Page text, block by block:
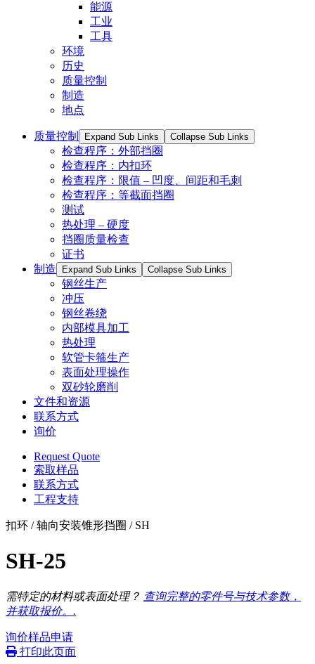
能源
工业
工具
环境
历史
质量控制
制造
地点
质量控制 Expand Sub Links Collapse Sub Links
检查程序：外部挡圈
检查程序：内扣环
检查程序：限值 – 凹度、间距和毛刺
检查程序：等截面挡圈
测试
热处理 – 硬度
挡圈质量检查
证书
制造
Expand Sub Links Collapse Sub Links
钢丝生产
冲压
钢丝卷绕
内部模具加工
热处理
软管卡箍生产
表面处理操作
双砂轮磨削
文件和资源
联系方式
询价
Request Quote
索取样品
联系方式
工程支持
扣环 / 轴向安装锥形挡圈 / SH
SH-25
需特定的材料或表面处理？ 查询完整的零件号与技术参数，
并获取报价。.
询价样品申请
打印此页面